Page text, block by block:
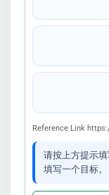
Reference Link
请按上方提示
填写一个目标。